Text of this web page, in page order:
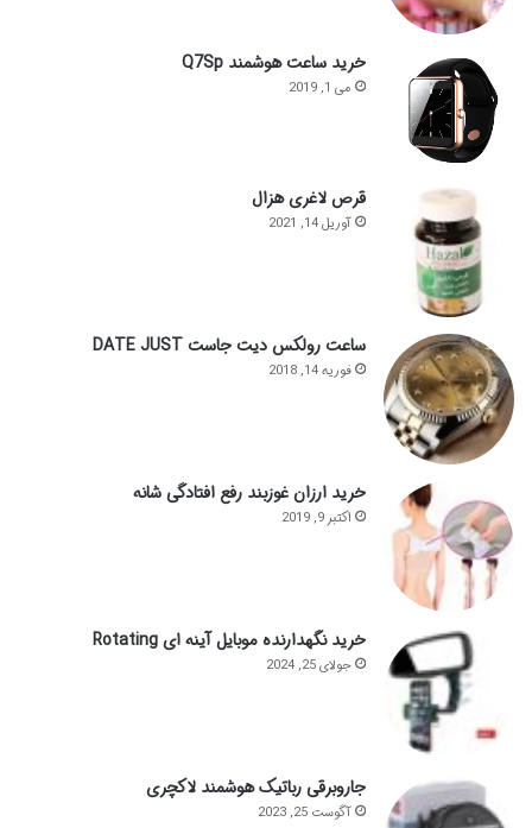
خرید ساعت هوشمند Q7Sp
می 1, 2019
قرص لاغری هزال
آوریل 14, 2021
ساعت رولکس دیت جاست DATE JUST
فوریه 14, 2018
خرید ارزان غوزبند رفع افتادگی شانه
اکتبر 9, 2019
خرید نگهدارنده موبایل آینه ای Rotating
جولای 25, 2024
جاروبرقی رباتیک هوشمند لاکچری
آگوست 25, 2023